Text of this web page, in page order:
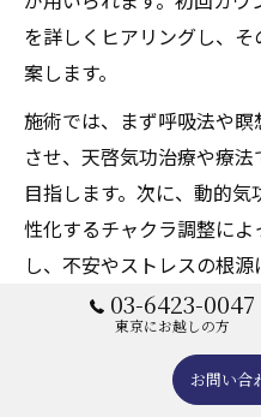
を詳しくヒアリングし、
案します。
施術では、まず呼吸法や
させ、天啓気功治療や療
目指します。次に、動的気
性化するチャクラ調整に
し、不安やストレスの根
ごとに症状の変化を確認
調整していくため、安心
実際の体験者からは「施
03-6423-0047
東京にお越しの方
お問い合